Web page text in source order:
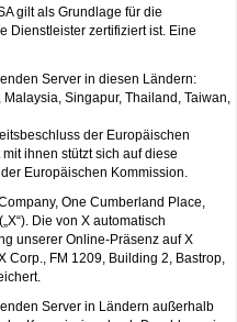
gilt als Grundlage für die
Dienstleister zertifiziert ist. Eine
Server in diesen Ländern:
Singapur, Thailand, Taiwan,
der Europäischen
ihnen stützt sich auf diese
Europäischen Kommission.
One Cumberland Place,
Die von X automatisch
unserer Online-Präsenz auf X
Corp., FM 1209, Building 2, Bastrop,
Server in Ländern außerhalb